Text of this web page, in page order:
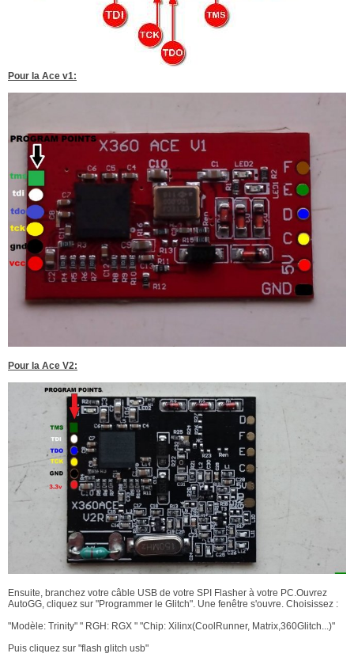
Pour la Ace v1:
Pour la Ace V2:
Ensuite, branchez votre câble USB de votre SPI Flasher à votre PC.Ouvrez
AutoGG, cliquez sur "Programmer le Glitch". Une fenêtre s'ouvre. Choisissez :
"Modèle: Trinity" " RGH: RGX " "Chip: Xilinx(CoolRunner, Matrix,360Glitch...)"
Puis cliquez sur "flash glitch usb"